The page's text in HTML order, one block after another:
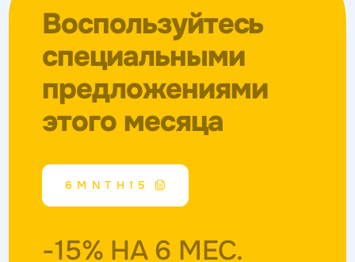
Воспользуйтесь
специальными
предложениями
этого месяца
6MNTH15
-15% НА 6 МЕС.